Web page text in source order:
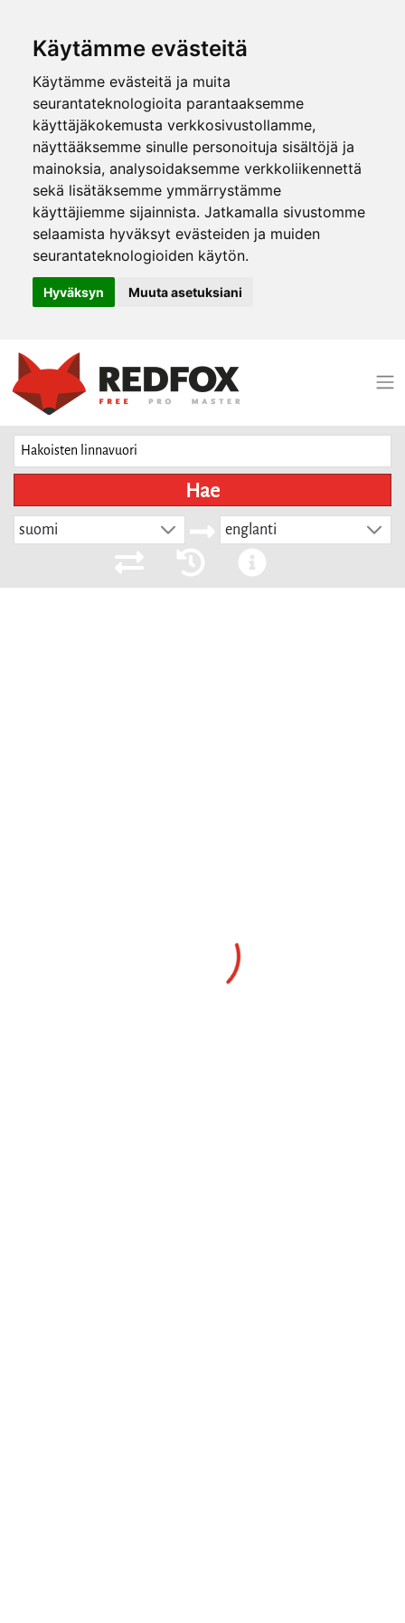
Käytämme evästeitä
Käytämme evästeitä ja muita
seurantateknologioita parantaaksemme
käyttäjäkokemusta verkkosivustollamme,
näyttääksemme sinulle personoituja sisältöjä ja
mainoksia, analysoidaksemme verkkoliikennettä
sekä lisätäksemme ymmärrystämme
käyttäjiemme sijainnista. Jatkamalla sivustomme
selaamista hyväksyt evästeiden ja muiden
seurantateknologioiden käytön.
Hyväksyn Muuta asetuksiani
Hae
suomi englanti